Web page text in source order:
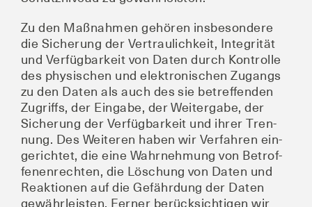
Zu den Maß­nah­men gehö­ren ins­be­son­de­re
die Siche­rung der Ver­trau­lich­keit, Inte­gri­tät
und Ver­füg­bar­keit von Daten durch Kon­trol­le
des phy­si­schen und elek­tro­ni­schen Zugangs
zu den Daten als auch des sie betref­fen­den
Zugriffs, der Ein­ga­be, der Wei­ter­ga­be, der
Siche­rung der Ver­füg­bar­keit und ihrer Tren­
nung. Des Wei­te­ren haben wir Ver­fah­ren ein­
ge­rich­tet, die eine Wahr­neh­mung von Betrof­
fe­nen­rech­ten, die Löschung von Daten und
Reak­tio­nen auf die Gefähr­dung der Daten
gewähr­leis­ten. Fer­ner berück­sich­ti­gen wir